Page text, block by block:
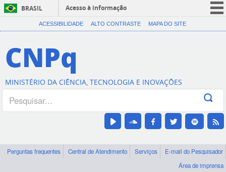
BRASIL
Acesso à informação
CORONAVÍRUS (COVID-19)
Canais
ACESSIBILIDADE ALTO CONTRASTE MAPA DO SITE
CNPq
MINISTÉRIO DA CIÊNCIA, TECNOLOGIA E INOVAÇÕES
Perguntas frequentes Central de Atendimento Serviços
E-mail do Pesquisador
Área de imprensa